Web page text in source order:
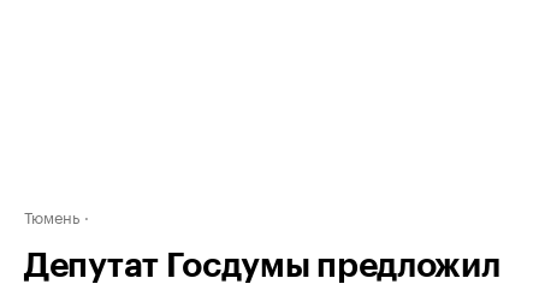
Тюмень
Депутат Госдумы предложил